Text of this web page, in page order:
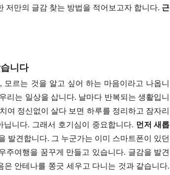
저만의 글감 찾는 방법을 적어보고자 합니다. 근
니다
르는 것을 알고 싶어 하는 마음이라고 나옵니
리는 일상을 삽니다. 날마다 반복되는 생활입니
여 정신없이 살다 보면 하루를 정리하고 잠자리
니다. 그래서 호기심이 중요합니다. 먼저 새롭
발견합니다. 그 누군가는 이미 스마트폰이 있던
주여행을 꿈꾸게 만들고 있습니다. 글감을 발견
안테나를 쫑긋 세우고 다니는 것과 같습니다.